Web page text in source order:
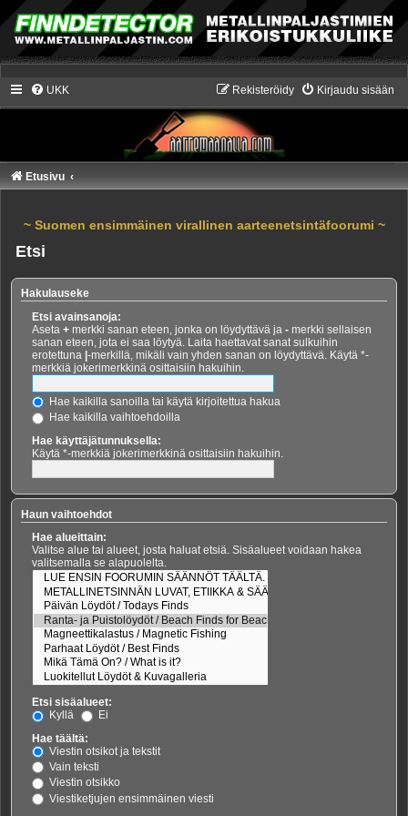
UKK Kirjaudu sisään
Rekisteröidy
Etusivu
~ Suomen ensimmäinen virallinen aarteenetsintäfoorumi ~
Etsi
Hakulauseke
Etsi avainsanoja:
Aseta + merkki sanan eteen, jonka on löydyttävä ja - merkki sellaisen
sanan eteen, jota ei saa löytyä. Laita haettavat sanat sulkuihin
erotettuna -merkillä, mikäli vain yhden sanan on löydyttävä. Käytä *-
merkkiä jokerimerkkinä osittaisiin hakuihin.
Hae kaikilla sanoilla tai käytä kirjoitettua hakua
Hae kaikilla vaihtoehdoilla
Hae käyttäjätunnuksella:
Käytä *-merkkiä jokerimerkkinä osittaisiin hakuihin.
Haun vaihtoehdot
Hae alueittain:
Valitse alue tai alueet, josta haluat etsiä. Sisäalueet voidaan hakea
valitsemalla se alapuolelta.
Etsi sisäalueet:
Kyllä
Ei
Hae täältä:
Viestin otsikot ja tekstit
Vain teksti
Viestin otsikko
Viestiketjujen ensimmäinen viesti